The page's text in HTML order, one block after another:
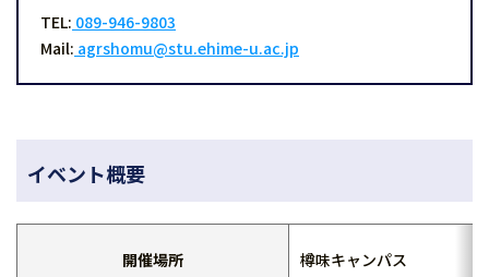
TEL: 089-946-9803
Mail: agrshomu@stu.ehime-u.ac.jp
イベント概要
開催場所 樽味キャンパス